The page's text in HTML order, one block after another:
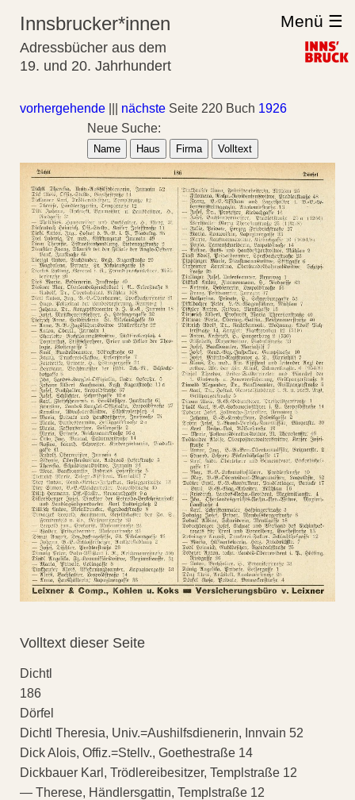
Innsbrucker*innen
Adressbücher aus dem
19. und 20. Jahrhundert
Menü ☰
vorhergehende nächste Seite 220 Buch 1926
Neue Suche:
Name Haus Firma Volltext
Volltext dieser Seite
Dichtl
186
Dörfel
Dichtl Theresia, Univ.=Aushilfsdienerin, Innvain 52
Dick Alois, Offiz.=Stellv., Goethestraße 14
Dickbauer Karl, Trödlereibesitzer, Templstraße 12
— Therese, Händlersgattin, Templstraße 12